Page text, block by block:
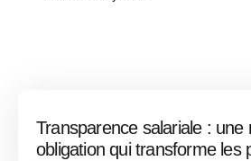
Transparence salariale : une
obligation qui transforme les